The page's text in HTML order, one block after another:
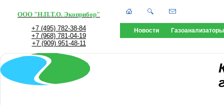
ООО "Н.П.Т.О. Экоприбор"
+7 (495) 782-38-84
+7 (968) 781-04-19
+7 (909) 951-48-11
Новости Газоанализаторы